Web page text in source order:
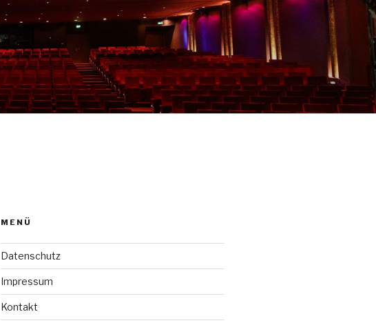
MENÜ
Datenschutz
Impressum
Kontakt